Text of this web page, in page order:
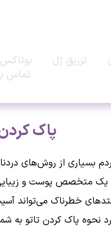
تزریق ژل بوتاکس
تماس
پاک
بسیاری از روش‌های
به یک متخصص پوست و
خطرناک می‌تواند
نحوه پاک کردن تاتو به